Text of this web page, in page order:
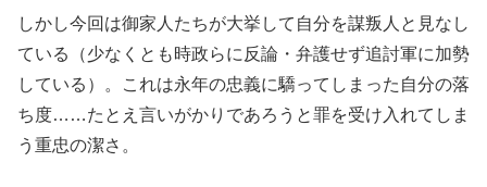
しかし今回は御家人たちが大挙して自分を謀叛人と見なし
ている（少なくとも時政らに反論・弁護せず追討軍に加勢
している）。これは永年の忠義に驕ってしまった自分の落
ち度……たとえ言いがかりであろうと罪を受け入れてしま
う重忠の潔さ。